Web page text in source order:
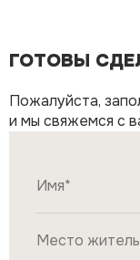
ГОТОВЫ
Пожалуйста,
и мы свяжемся с